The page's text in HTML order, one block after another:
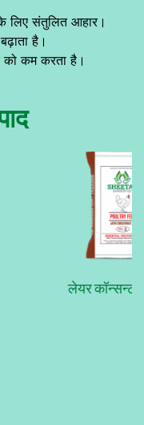
लिए संतुलित आहार।
है।
को कम करता है।
लेयर